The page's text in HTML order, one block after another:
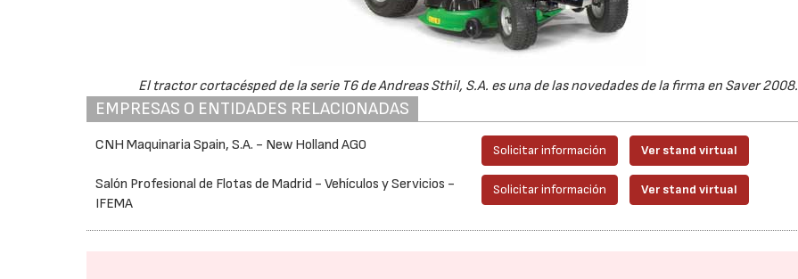
El tractor cortacésped de la serie T6 de Andreas Sthil, S.A. es una de las novedades de la firma en Saver 2008.
EMPRESAS O ENTIDADES RELACIONADAS
CNH Maquinaria Spain, S.A. - New Holland AG0 Solicitar información Ver stand virtual
Salón Profesional de Flotas de Madrid - Vehículos y Servicios -
IFEMA
Solicitar información Ver stand virtual